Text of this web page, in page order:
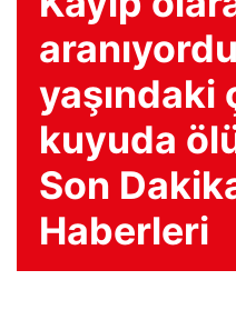
yaşındaki
kuyuda
Son
Haberleri